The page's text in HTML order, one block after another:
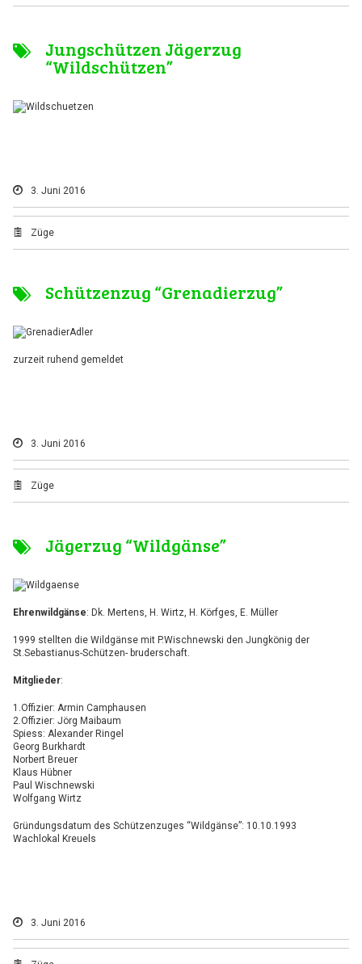
Jungschützen Jägerzug
“Wildschützen”
3. Juni 2016
Züge
Schützenzug “Grenadierzug”
zurzeit ruhend gemeldet
3. Juni 2016
Züge
Jägerzug “Wildgänse”
Ehrenwildgänse: Dk. Mertens, H. Wirtz, H. Körfges, E. Müller
1999 stellten die Wildgänse mit P.Wischnewski den Jungkönig der
St.Sebastianus-Schützen- bruderschaft.
Mitglieder:
1.Offizier: Armin Camphausen
2.Offizier: Jörg Maibaum
Spiess: Alexander Ringel
Georg Burkhardt
Norbert Breuer
Klaus Hübner
Paul Wischnewski
Wolfgang Wirtz
Gründungsdatum des Schützenzuges “Wildgänse”: 10.10.1993
Wachlokal Kreuels
3. Juni 2016